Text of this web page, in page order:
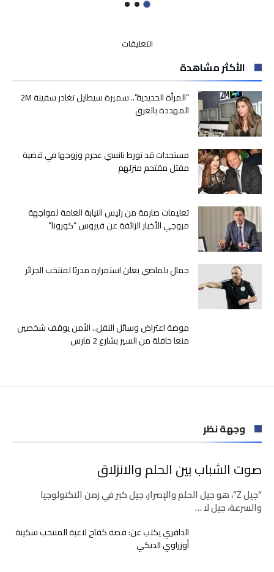
التعليقات
الاتحاد
الإفريقي
يؤكد
في
إيجاد
الصحراء
المغربية
الأكثر مشاهدة
“المرأة الحديدية”.. سميرة سيطايل تغادر سفينة 2M
المهددة بالغرق
مستجدات قد تورط نانسي عجرم وزوجها في قضية
مقتل مقتحم منزلهم
تعليمات صارمة من رئيس النيابة العامة لمواجهة
مروجي الأخبار الزائفة عن فيروس “كورونا”
جمال بلماضي يعلن استمراره مدربًا لمنتخب الجزائر
موضة اعتراض وسائل النقل.. الأمن يوقف شخصين
منعا حافلة من السير بشارع 2 مارس
وجهة نظر
صوت الشباب بين الحلم والانزلاق
“جيل Z”، هو جيل الحلم والإصرار، جيل كبر في زمن التكنولوجيا
والسرعة، جيل لا …
الدافري يكتب عن: قصة كفاح لاعبة المنتخب سكينة
أوزراوي الديكي